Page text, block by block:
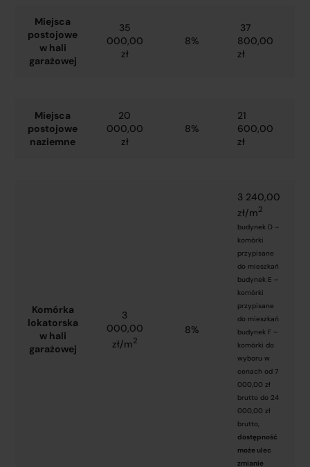
Miejsca
postojowe
w hali
garażowej
35
000,00
zł
8%
37
800,00
zł
Miejsca
postojowe
naziemne
20
000,00
zł
8%
21
600,00
zł
Komórka
lokatorska
w hali
garażowej
3
000,00
zł/m2
8%
3 240,00
zł/m2
budynek D –
komórki
przypisane
do mieszkań
budynek E –
komórki
przypisane
do mieszkań
budynek F –
komórki do
wyboru w
cenach od 7
000,00 zł
brutto do 24
000,00 zł
brutto,
dostępność
może ulec
zmianie